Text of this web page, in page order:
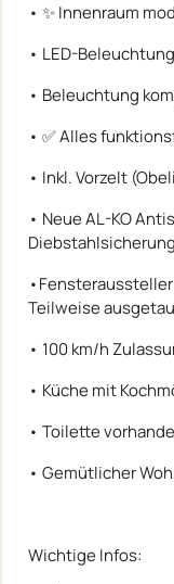
• ✨ Innenraum
• LED-
• Beleuchtung
• ✅ Alles
• Inkl. Vorzelt
• Neue AL-KO
Diebstahlsicherung
Teilweise
• 100 km/h
• Küche mit
• Toilette
• Gemütlicher
Wichtige Infos: